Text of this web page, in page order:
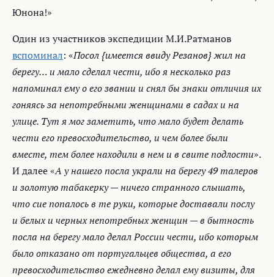
Юнона!»
Один из участников экспедиции М.И.Ратманов
вспоминал: «Посол {имеется ввиду Резанов} жил на
берегу… и мало сделал чести, ибо я несколько раз
напоминал ему о его звании и снял бы знаки отличия их
гоняясь за непотребными женщинами в садах и на
улице. Тут я мог заметить, что мало будет делать
чести его превосходительство, и чем более были
вместе, тем более находили в нем и в свите подлости».
И далее «А у нашего посла украли на берегу 49 талеров
и золотую табакерку — ничего странного слышать,
что сие попалось в те руки, которые доставали послу
и белых и черных непотребных женщин — в бытность
посла на берегу мало делал России чести, ибо которым
было отказано от португальцев общества, а его
превосходительство ежедневно делал ему визиты, для